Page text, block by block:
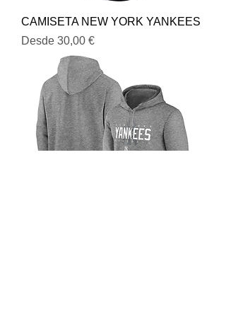
CAMISETA NEW YORK YANKEES
Desde 30,00 €
Precio de oferta